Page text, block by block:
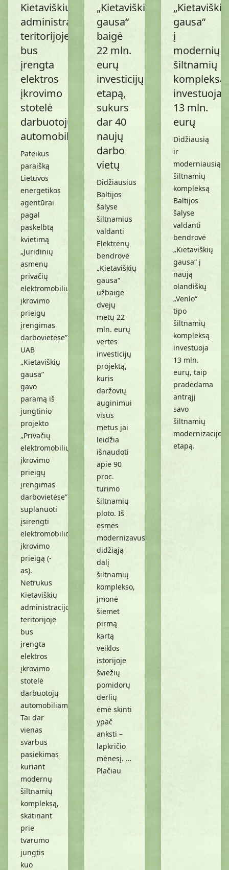
Kietaviškių
administracijos
teritorijoje
bus
įrengta
elektros
įkrovimo
stotelė
darbuotojų
automobiliams
Pateikus
paraišką
Lietuvos
energetikos
agentūrai
pagal
paskelbtą
kvietimą
„Juridinių
asmenų
privačių
elektromobilių
įkrovimo
prieigų
įrengimas
darbovietėse”,
UAB
„Kietaviškių
gausa”
gavo
paramą iš
jungtinio
projekto
„Privačių
elektromobilių
įkrovimo
prieigų
įrengimas
darbovietėse”
suplanuoti
įsirengti
elektromobilio
įkrovimo
prieigą (-
as).
Netrukus
Kietaviškių
administracijos
teritorijoje
bus
įrengta
elektros
įkrovimo
stotelė
darbuotojų
automobiliams.
Tai dar
vienas
svarbus
pasiekimas
kuriant
modernų
šiltnamių
kompleksą,
skatinant
prie
tvarumo
jungtis
kuo
„Kietaviškių
gausa“
baigė
22 mln.
eurų
investicijų
etapą,
sukurs
dar 40
naujų
darbo
vietų
Didžiausius
Baltijos
šalyse
šiltnamius
valdanti
Elektrėnų
bendrovė
„Kietaviškių
gausa“
užbaigė
dvejų
metų 22
mln. eurų
vertės
investicijų
projektą,
kuris
daržovių
auginimui
visus
metus jai
leidžia
išnaudoti
apie 90
proc.
turimo
šiltnamių
ploto. Iš
esmės
modernizavusi
didžiąją
dalį
šiltnamių
komplekso,
įmonė
šiemet
pirmą
kartą
veiklos
istorijoje
šviežių
pomidorų
derlių
ėmė skinti
ypač
anksti –
lapkričio
mėnesį. …
Plačiau
„Kietaviškių
gausa“
į
modernių
šiltnamių
kompleksą
investuoja
13 mln.
eurų
Didžiausią
ir
moderniausią
šiltnamių
kompleksą
Baltijos
šalyse
valdanti
bendrovė
„Kietaviškių
gausa“ į
naują
olandiškų
„Venlo“
tipo
šiltnamių
kompleksą
investuoja
13 mln.
eurų, taip
pradėdama
antrąjį
savo
šiltnamių
modernizacijos
etapą.